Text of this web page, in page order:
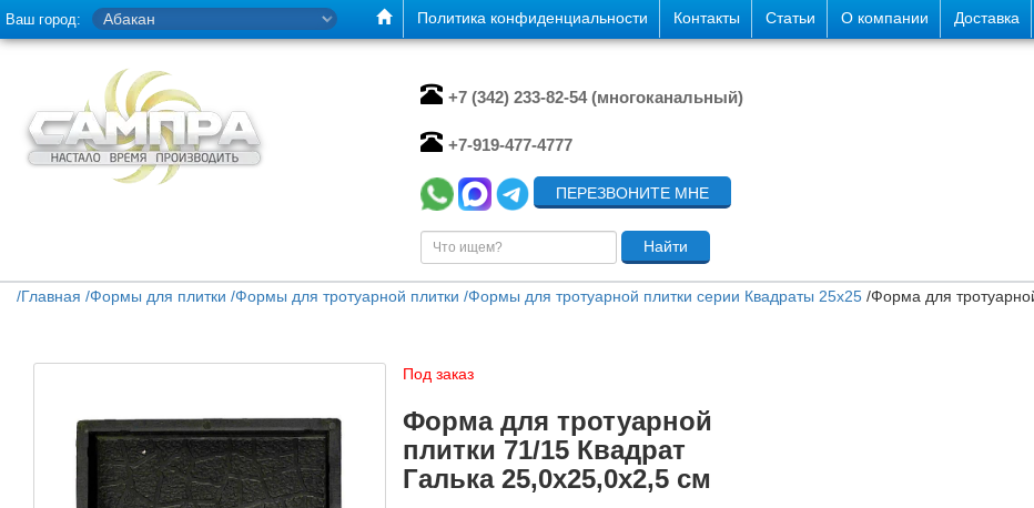
/Главная /Формы для плитки /Формы для тротуарной плитки /Формы для тротуарной плитки серии Квадраты 25х25 /Форма для
Под заказ
Форма для тротуарной
плитки 71/15 Квадрат
Галька 25,0х25,0х2,5 см
Ваш город: Политика конфиденциальности Контакты Статьи О компании Доставка
+7 (342) 233-82-54 (многоканальный)
+7-919-477-4777
ПЕРЕЗВОНИТЕ МНЕ